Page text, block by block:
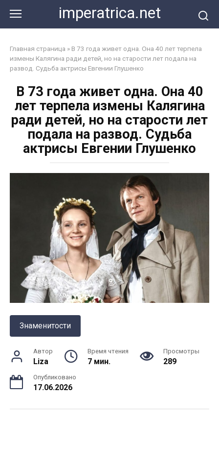
контенту
imperatrica.net
Главная страница » В 73 года живет одна. Она 40 лет терпела
измены Калягина ради детей, но на старости лет подала на
развод. Судьба актрисы Евгении Глушенко
В 73 года живет одна. Она 40
лет терпела измены Калягина
ради детей, но на старости лет
подала на развод. Судьба
актрисы Евгении Глушенко
Знаменитости
Автор
Liza
Время чтения
7 мин.
Просмотры
289
Опубликовано
17.06.2026